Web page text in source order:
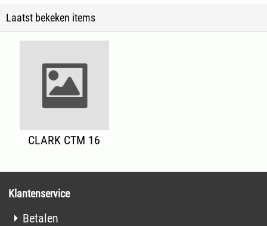
Laatst bekeken items
CLARK CTM 16
Klantenservice
Betalen